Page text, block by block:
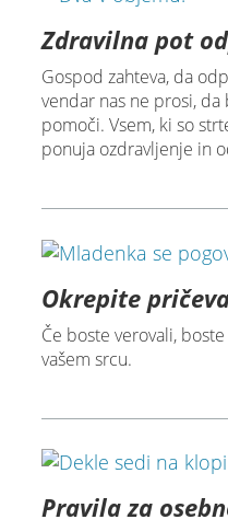
Zdravilna pot
Gospod zahteva, da
vendar nas ne prosi,
pomoči. Vsem, ki so
ponuja ozdravljenje in
Okrepite
Če boste verovali,
vašem srcu.
Pravila za